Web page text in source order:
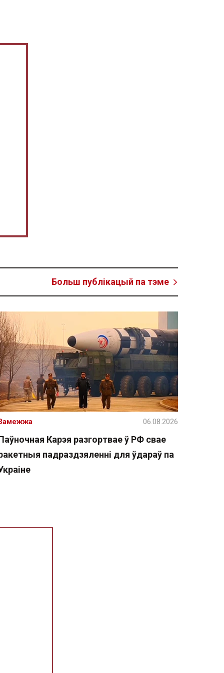
Больш публікацый па тэме
Карэя разгортвае ў РФ свае
падраздзяленні для ўдараў па
06.08.2026